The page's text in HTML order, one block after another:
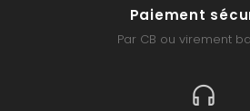
Paiement
Par CB ou virement